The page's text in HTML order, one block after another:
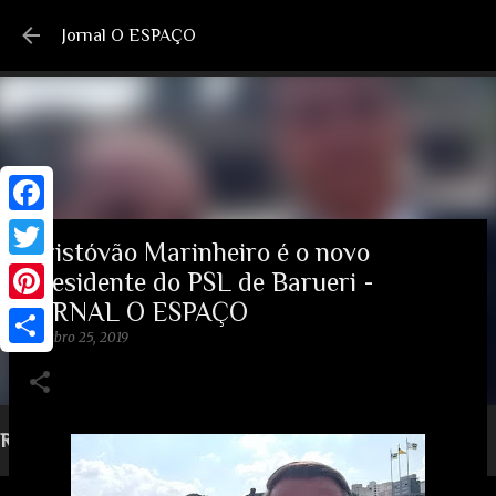
Jornal O ESPAÇO
REDES SOCIAIS, COMPARTILHE ...
P
i
Cristóvão Marinheiro é o novo
presidente do PSL de Barueri -
JORNAL O ESPAÇO
outubro 25, 2019